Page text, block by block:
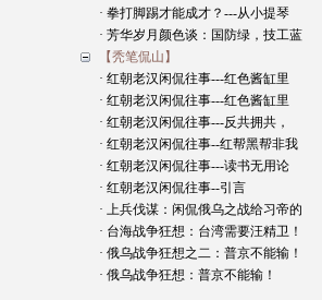
· 拳打脚踢才能成才？---从小提琴
· 芳华岁月颜色谈：国防绿，技工蓝
【秃笔侃山】
· 红朝老汉闲侃往事---红色酱缸里
· 红朝老汉闲侃往事---红色酱缸里
· 红朝老汉闲侃往事---反共拥共，
· 红朝老汉闲侃往事--红帮黑帮非我
· 红朝老汉闲侃往事---读书无用论
· 红朝老汉闲侃往事--引言
· 上兵伐谋：闲侃俄乌之战给习帝的
· 台海战争狂想：台湾需要汪精卫！
· 俄乌战争狂想之二：普京不能输！
· 俄乌战争狂想：普京不能输！